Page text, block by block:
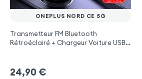
ONEPLUS NORD CE 5G
Transmetteur FM Bluetooth
Rétroéclairé + Chargeur Voiture USB
24,90 €